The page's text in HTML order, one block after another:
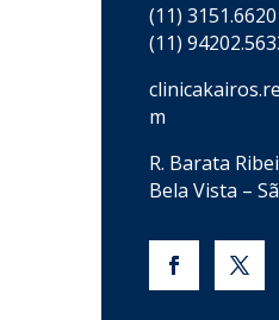
(11) 3151.6620
(11)
m
R. Barata
Bela Vista –